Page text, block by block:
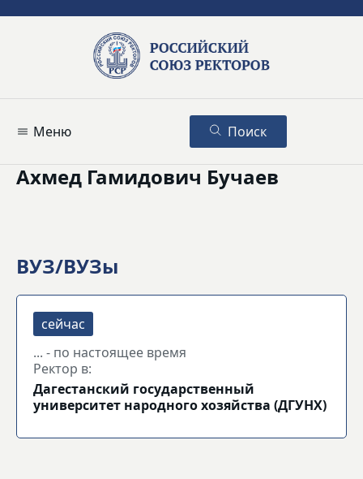
Меню Поиск
Ахмед Гамидович Бучаев
ВУЗ/ВУЗы
... - по настоящее время
Ректор в:
Дагестанский государственный
университет народного хозяйства (ДГУНХ)